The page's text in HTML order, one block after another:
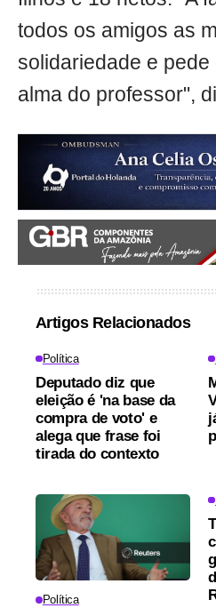
todos os amigos as
solidariedade e
alma do professor",
Artigos Relacionados
Política
Deputado diz que
eleição é 'na base da
compra de voto' e
alega que frase foi
tirada do contexto
Política